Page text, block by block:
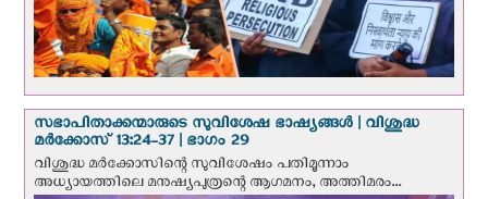
സഭാപിതാക്കന്മാരുടെ സുവിശേഷ ഭാഷ്യങ്ങള്‍ | വിശുദ്ധ
മര്‍ക്കോസ് 13:24-37 | ഭാഗം 29
വിശുദ്ധ മര്‍ക്കോസിന്റെ സുവിശേഷം പതിമൂന്നാം
അധ്യായത്തിലെ മനുഷ്യപുത്രന്റെ ആഗമനം, അത്തിമരം...